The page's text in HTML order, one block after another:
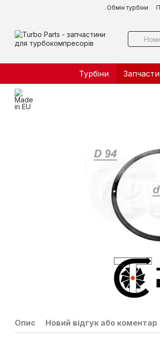
Перейти до основного контентуОбмін турбіни
Турбіни
Опис Новий відгук або коментар